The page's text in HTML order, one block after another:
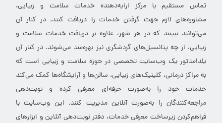
تماس مستقیم با مرکز ارایه‌دهنده خدمات سلامت و زیبایی،
مشاوره‌های لازم جهت گرفتن خدمات را دریافت کنند. در کنار آن
می‌توانند ببینند که در هر شهر، علاوه بر دریافت خدمات سلامت و
زیبایی، از چه پتانسیل‌های گردشگری نیز بهره‌مند می‌شوند. در کنار آن
یلدامدتور یک وب‌سایت تخصصی در حوزه سلامت و زیبایی است که
به مراکز درمانی، کلینیک‌های زیبایی، سالن‌ها و آرایشگاه‌ها کمک می‌کند
خدمات خود را به‌صورت حرفه‌ای معرفی کرده و نوبت‌دهی
مراجعه‌کنندگان را به‌صورت آنلاین مدیریت کنند. این وب‌سایت با
فراهم‌کردن زیرساخت معرفی خدمات، دفتر نوبت‌دهی آنلاین و ابزارهای